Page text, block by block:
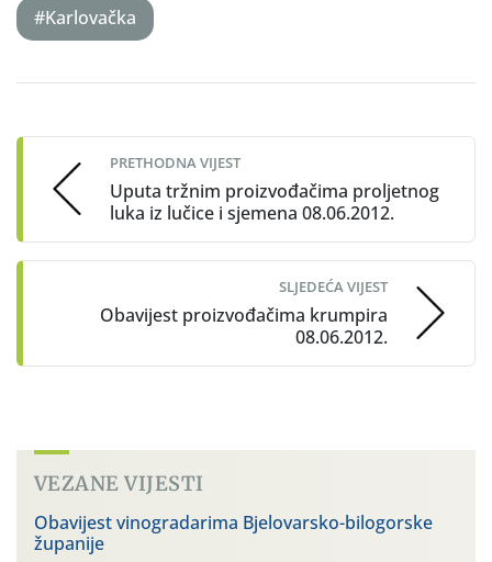
#Karlovačka
navigation
PRETHODNA VIJEST
Uputa tržnim proizvođačima proljetnog
luka iz lučice i sjemena 08.06.2012.
SLJEDEĆA VIJEST
Obavijest proizvođačima krumpira
08.06.2012.
VEZANE VIJESTI
Obavijest vinogradarima Bjelovarsko-bilogorske
županije